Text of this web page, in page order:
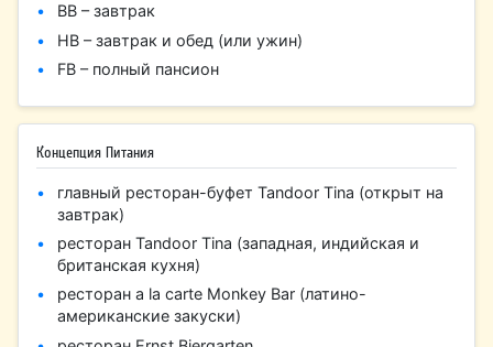
BB – завтрак
HB – завтрак и обед (или ужин)
FB – полный пансион
Концепция Питания
главный ресторан-буфет Tandoor Tina (открыт на
завтрак)
ресторан Tandoor Tina (западная, индийская и
британская кухня)
ресторан a la carte Monkey Bar (латино-
американские закуски)